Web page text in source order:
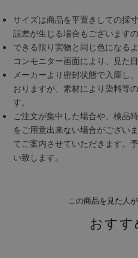
サイズは商品を平置きしての採
誤差が生じる場合もございます
できる限り実物と同じ色になる
コンモニター画面により、見た
メーカーより密封状態で入庫し
おりますが、素材により染料等
す。
ご注文が集中した場合や、検品
をご用意出来ない場合がござい
てご案内させていただきます。
い致します。
この商品を見た人
おすす